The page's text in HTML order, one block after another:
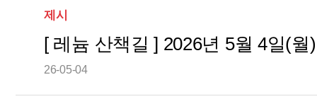
제시
[ 레늄 산책길 ] 2026년 5월 4일(월)
26-05-04